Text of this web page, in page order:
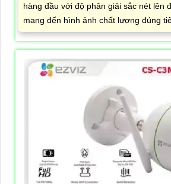
hàng đầu với độ phân giải sắc nét lên
mang đến hình ảnh chất lượng đúng